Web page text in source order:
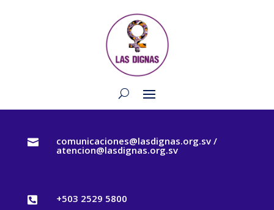
 comunicaciones@lasdignas.org.sv /
atencion@lasdignas.org.sv
 +503 2529 5800